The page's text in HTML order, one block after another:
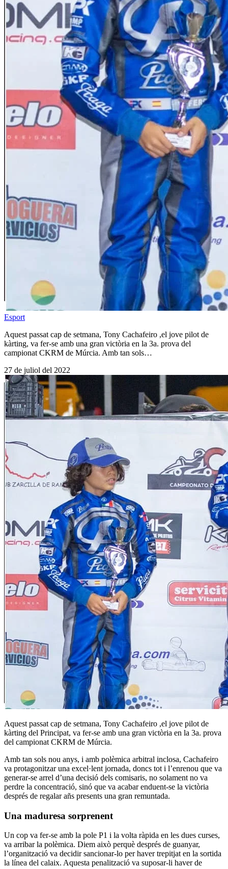
Esport
Aquest passat cap de setmana, Tony Cachafeiro ,el jove pilot de
kàrting, va fer-se amb una gran victòria en la 3a. prova del
campionat CKRM de Múrcia. Amb tan sols…
27 de juliol del 2022
Aquest passat cap de setmana, Tony Cachafeiro ,el jove pilot de
kàrting del Principat, va fer-se amb una gran victòria en la 3a. prova
del campionat CKRM de Múrcia.
Amb tan sols nou anys, i amb polèmica arbitral inclosa, Cachafeiro
va protagonitzar una excel·lent jornada, doncs tot i l’enrenou que va
generar-se arrel d’una decisió dels comisaris, no solament no va
perdre la concentració, sinó que va acabar enduent-se la victòria
després de regalar añs presents una gran remuntada.
Una maduresa sorprenent
Un cop va fer-se amb la pole P1 i la volta ràpida en les dues curses,
va arribar la polèmica. Diem això perquè després de guanyar,
l’organització va decidir sancionar-lo per haver trepitjat en la sortida
la línea del calaix. Aquesta penalització va suposar-li haver de